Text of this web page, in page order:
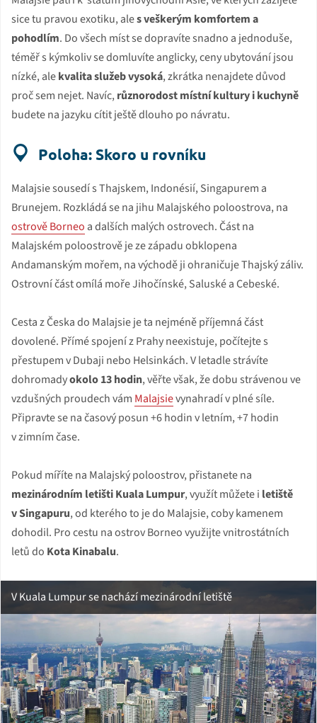
sice tu pravou exotiku, ales veškerým komfortem a
pohodlím. Do všech míst se dopravíte snadno a jednoduše,
téměř s kýmkoliv se domluvíte anglicky, ceny ubytování jsou
nízké, alekvalita služeb vysoká, zkrátka nenajdete důvod
proč sem nejet. Navíc, různorodost místní kultury i kuchyně
budete na jazyku cítit ještě dlouho po návratu.
Poloha: Skoro u rovníku
Malajsie sousedí s Thajskem, Indonésií, Singapurem a
Brunejem. Rozkládá se na jihu Malajského poloostrova, na
ostrově Borneo a dalších malých ostrovech. Část na
Malajském poloostrově je ze západu obklopena
Andamanským mořem, na východě ji ohraničuje Thajský záliv.
Ostrovní část omílá moře Jihočínské, Saluské a Cebeské.
Cesta z Česka do Malajsie je ta nejméně příjemná část
dovolené. Přímé spojení z Prahy neexistuje, počítejte s
přestupem v Dubaji nebo Helsinkách. V letadle strávíte
dohromadyokolo 13 hodin, věřte však, že dobu strávenou ve
vzdušných proudech vám Malajsievynahradí v plné síle.
Připravte se na časový posun +6 hodin v letním, +7 hodin
v zimním čase.
Pokud míříte na Malajský poloostrov, přistanete na
mezinárodním letišti Kuala Lumpur, využít můžete i letiště
v Singapuru, od kterého to je do Malajsie, coby kamenem
dohodil. Pro cestu na ostrov Borneo využijte vnitrostátních
letů do Kota Kinabalu.
V Kuala Lumpur se nachází mezinárodní letiště